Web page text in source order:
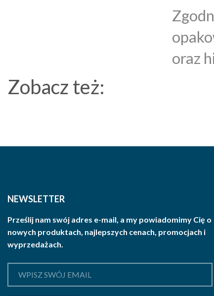
oraz
Zobacz też:
NEWSLETTER
Prześlij nam swój adres e-mail, a my powiadomimy Cię o
nowych produktach, najlepszych cenach, promocjach i
wyprzedażach.